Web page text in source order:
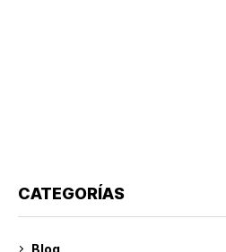
CATEGORÍAS
Blog